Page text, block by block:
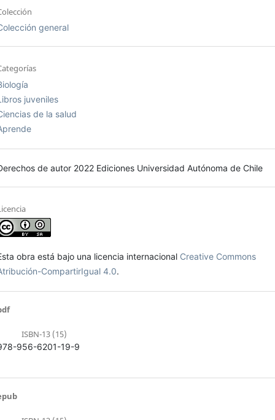
general
juveniles
de la salud
de autor 2022 Ediciones Universidad Autónoma de Chile
obra está bajo una licencia internacional Creative Commons
CompartirIgual 4.0.
ISBN-13 (15)
956-6201-19-9